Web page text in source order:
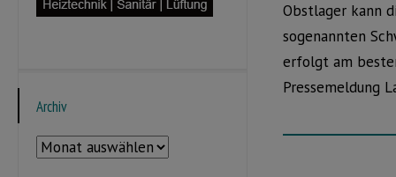
Obstlager kann
sogenannten
erfolgt am
Pressemeldung
Archiv
Archiv